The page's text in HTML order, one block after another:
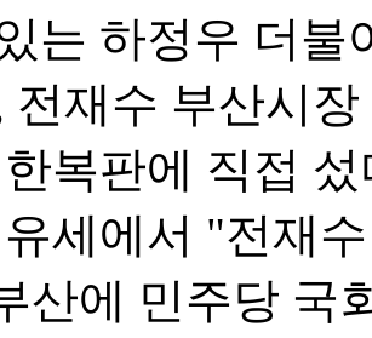
는 하정우 더
전재수 부산시
복판에 직접
세에서 "전재
산에 민주당 국